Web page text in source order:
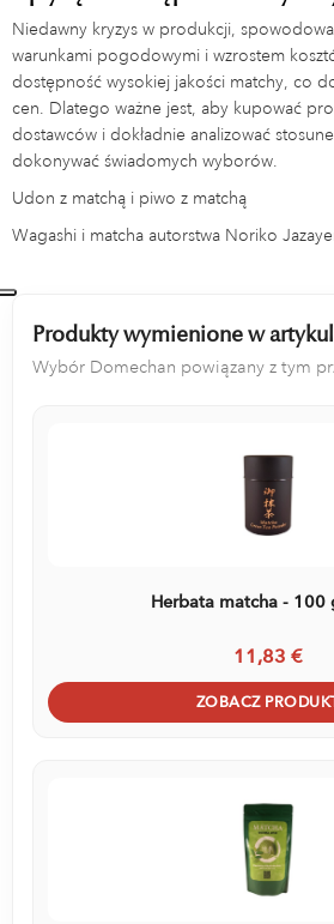
Niedawny kryzys w produkcji,
warunkami pogodowymi i wzrostem
dostępność wysokiej jakości matchy, co
cen. Dlatego ważne jest, aby kupować
dostawców i dokładnie analizować
dokonywać świadomych wyborów.
Udon z matchą i piwo z matchą
Wagashi i matcha autorstwa Noriko
Produkty wymienione w
Wybór Domechan powiązany z tym
Herbata matcha - 100
11,83 €
ZOBACZ